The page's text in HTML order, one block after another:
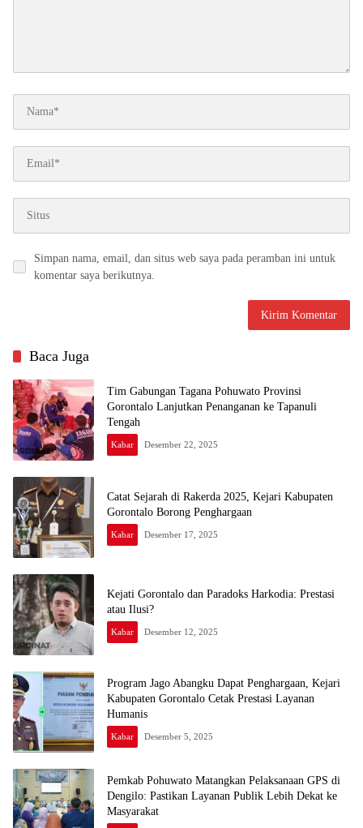
Simpan nama, email, dan situs web saya pada peramban ini untuk
komentar saya berikutnya.
Baca Juga
Tim Gabungan Tagana Pohuwato Provinsi
Gorontalo Lanjutkan Penanganan ke Tapanuli
Tengah
Kabar Desember 22, 2025
Catat Sejarah di Rakerda 2025, Kejari Kabupaten
Gorontalo Borong Penghargaan
Kabar Desember 17, 2025
Kejati Gorontalo dan Paradoks Harkodia: Prestasi
atau Ilusi?
Kabar Desember 12, 2025
Program Jago Abangku Dapat Penghargaan, Kejari
Kabupaten Gorontalo Cetak Prestasi Layanan
Humanis
Kabar Desember 5, 2025
Pemkab Pohuwato Matangkan Pelaksanaan GPS di
Dengilo: Pastikan Layanan Publik Lebih Dekat ke
Masyarakat